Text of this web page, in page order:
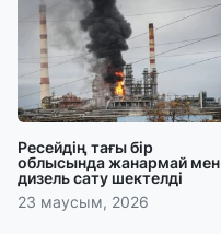
Ресейдің тағы бір
облысында жанармай мен
дизель сату шектелді
23 маусым, 2026